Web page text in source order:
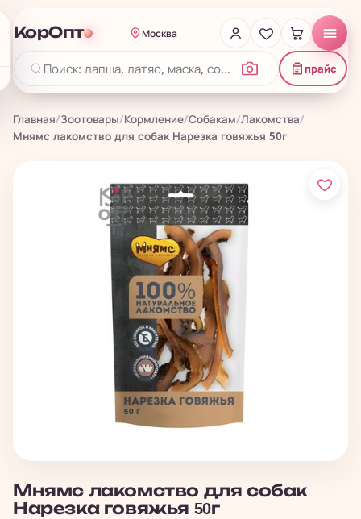
КорОпт Москва
прайс
Главная/Зоотовары/Кормление/Собакам/Лакомства/
Мнямс лакомство для собак Нарезка говяжья 50г
Мнямс лакомство для собак
Нарезка говяжья 50г